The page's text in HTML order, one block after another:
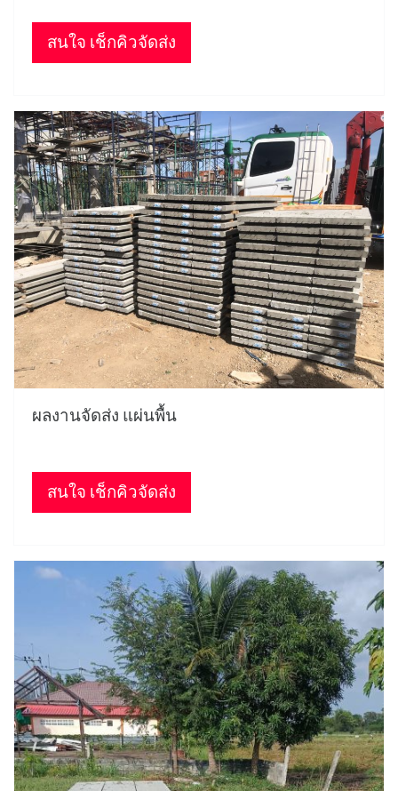
สนใจ เช็กคิวจัดส่ง
ผลงานจัดส่ง แผ่นพื้น
สนใจ เช็กคิวจัดส่ง